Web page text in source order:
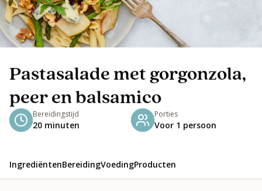
Pastasalade met gorgonzola,
peer en balsamico
Bereidingstijd
20 minuten
Porties
Voor 1 persoon
IngrediëntenBereidingVoedingProducten